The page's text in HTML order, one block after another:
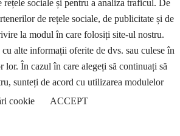
sociale și pentru a analiza traficul. De
de rețele sociale, de publicitate și de
la modul în care folosiți site-ul nostru.
alte informații oferite de dvs. sau culese în
În cazul în care alegeți să continuați să
sunteți de acord cu utilizarea modulelor
cookie ACCEPT